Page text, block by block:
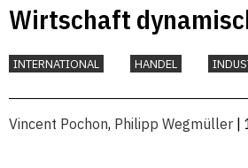
Wirtschaft
österreichische?
INTERNATIONAL HANDEL
Vincent Pochon, Philipp Wegmüller |